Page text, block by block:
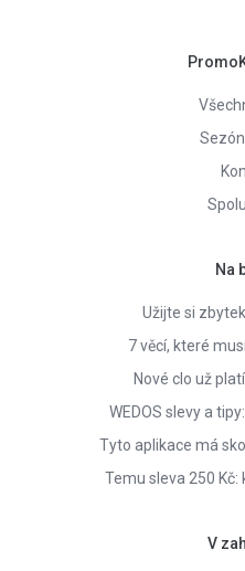
Na
Užijte si
7 věcí, které
Nové clo už
WEDOS slevy a
Tyto aplikace má
Temu sleva 250 Kč:
V